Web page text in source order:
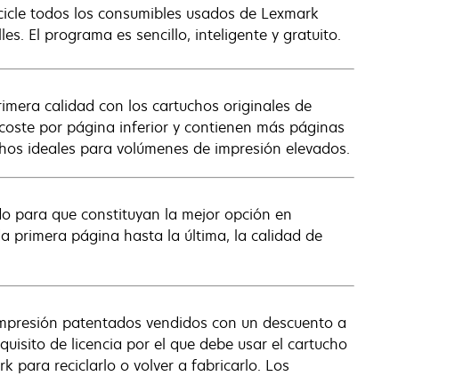
todos los consumibles usados de Lexmark
El programa es sencillo, inteligente y gratuito.
calidad con los cartuchos originales de
por página inferior y contienen más páginas
ideales para volúmenes de impresión elevados.
para que constituyan la mejor opción en
primera página hasta la última, la calidad de
patentados vendidos con un descuento a
de licencia por el que debe usar el cartucho
para reciclarlo o volver a fabricarlo. Los